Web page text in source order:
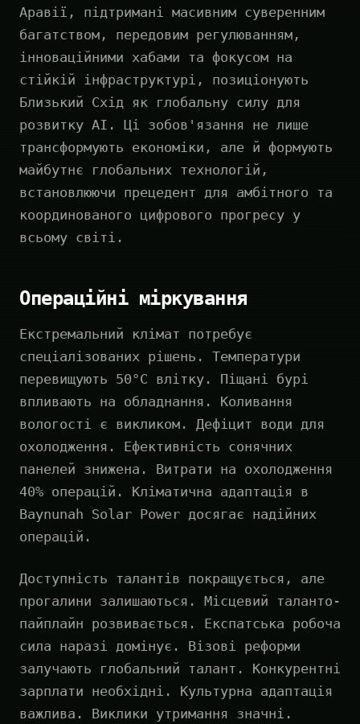
Аравії, підтримані масивним суверенним
багатством, передовим регулюванням,
інноваційними хабами та фокусом на
стійкій інфраструктурі, позиціонують
Близький Схід як глобальну силу для
розвитку AI. Ці зобов'язання не лише
трансформують економіки, але й формують
майбутнє глобальних технологій,
встановлюючи прецедент для амбітного та
координованого цифрового прогресу у
всьому світі.
Операційні міркування
Екстремальний клімат потребує
спеціалізованих рішень. Температури
перевищують 50°C влітку. Піщані бурі
впливають на обладнання. Коливання
вологості є викликом. Дефіцит води для
охолодження. Ефективність сонячних
панелей знижена. Витрати на охолодження
40% операцій. Кліматична адаптація в
Baynunah Solar Power досягає надійних
операцій.
Доступність талантів покращується, але
прогалини залишаються. Місцевий таланто-
пайплайн розвивається. Експатська робоча
сила наразі домінує. Візові реформи
залучають глобальний талант. Конкурентні
зарплати необхідні. Культурна адаптація
важлива. Виклики утримання значні.